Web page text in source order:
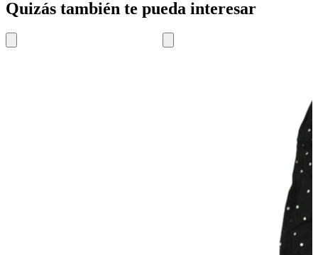
Quizás también te pueda interesar